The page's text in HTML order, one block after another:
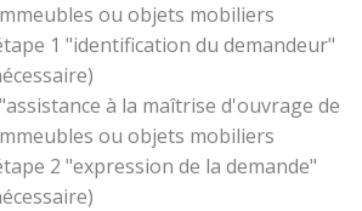
ou objets mobiliers
1 "identification du demandeur"
à la maîtrise d'ouvrage de
ou objets mobiliers
2 "expression de la demande"